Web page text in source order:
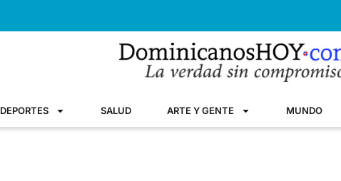
DEPORTES SALUD ARTE Y GENTE MUNDO